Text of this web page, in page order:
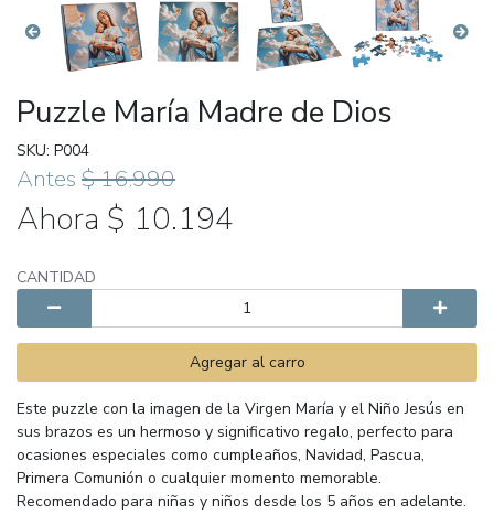
Puzzle María Madre de Dios
SKU: P004
Antes $ 16.990
Ahora $ 10.194
CANTIDAD
Agregar al carro
Este puzzle con la imagen de la Virgen María y el Niño Jesús en
sus brazos es un hermoso y significativo regalo, perfecto para
ocasiones especiales como cumpleaños, Navidad, Pascua,
Primera Comunión o cualquier momento memorable.
Recomendado para niñas y niños desde los 5 años en adelante.